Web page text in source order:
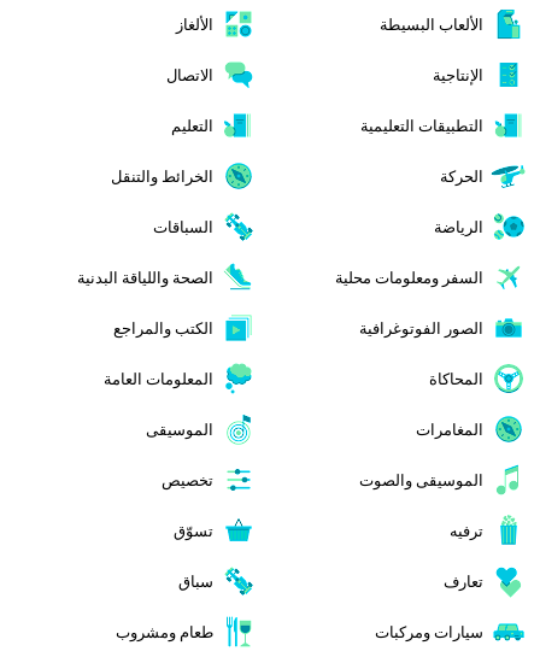
الألعاب البسيطة الألغاز
الإنتاجية الاتصال
التطبيقات التعليمية التعليم
الحركة الخرائط والتنقل
الرياضة السباقات
السفر ومعلومات محلية الصحة واللياقة البدنية
الصور الفوتوغرافية الكتب والمراجع
المحاكاة المعلومات العامة
المغامرات الموسيقى
الموسيقى والصوت تخصيص
ترفيه تسوّق
تعارف سباق
سيارات ومركبات طعام ومشروب